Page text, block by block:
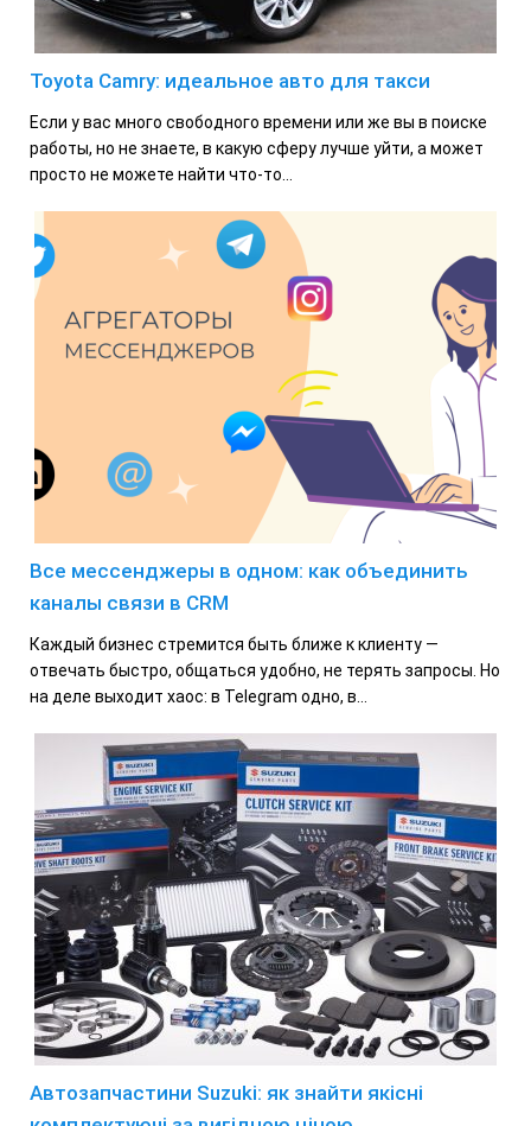
Toyota Camry: идеальное авто для такси
Если у вас много свободного времени или же вы в поиске
работы, но не знаете, в какую сферу лучше уйти, а может
просто не можете найти что-то...
Все мессенджеры в одном: как объединить
каналы связи в CRM
Каждый бизнес стремится быть ближе к клиенту —
отвечать быстро, общаться удобно, не терять запросы. Но
на деле выходит хаос: в Telegram одно, в...
Автозапчастини Suzuki: як знайти якісні